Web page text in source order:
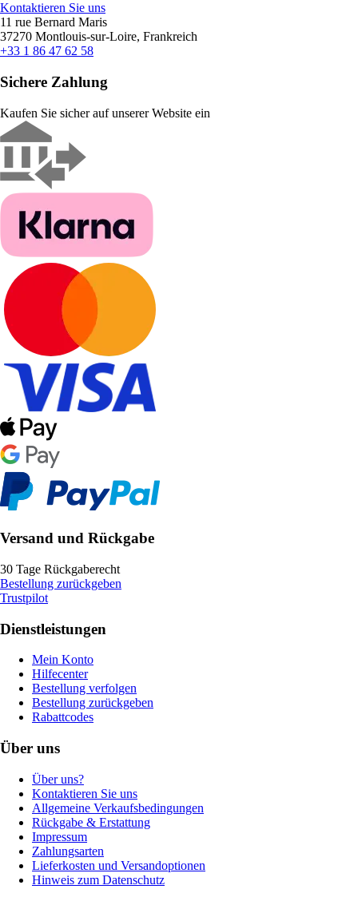
Kontaktieren Sie uns
11 rue Bernard Maris
37270 Montlouis-sur-Loire, Frankreich
+33 1 86 47 62 58
Sichere Zahlung
Kaufen Sie sicher auf unserer Website ein
Versand und Rückgabe
30 Tage Rückgaberecht
Bestellung zurückgeben
Trustpilot
Dienstleistungen
Mein Konto
Hilfecenter
Bestellung verfolgen
Bestellung zurückgeben
Rabattcodes
Über uns
Über uns?
Kontaktieren Sie uns
Allgemeine Verkaufsbedingungen
Rückgabe & Erstattung
Impressum
Zahlungsarten
Lieferkosten und Versandoptionen
Hinweis zum Datenschutz